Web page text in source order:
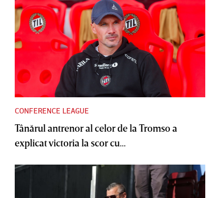
CONFERENCE LEAGUE
Tânărul antrenor al celor de la Tromso a
explicat victoria la scor cu...